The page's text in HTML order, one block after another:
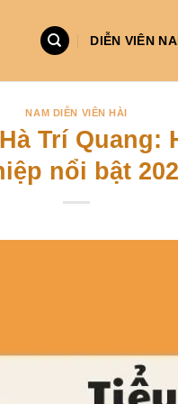
DIỄN VIÊN
NAM DIỄN VIÊN HÀI
Trí Quang:
nổi bật